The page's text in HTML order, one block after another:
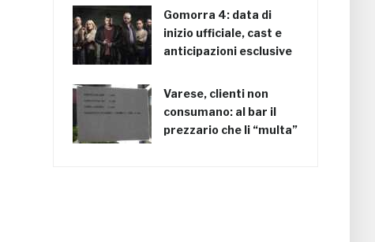
Gomorra 4: data di
inizio ufficiale, cast e
anticipazioni esclusive
Varese, clienti non
consumano: al bar il
prezzario che li “multa”